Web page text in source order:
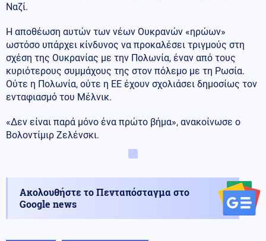
Ναζί.
Η αποθέωση αυτών των νέων Ουκρανών «ηρώων»
ωστόσο υπάρχει κίνδυνος να προκαλέσει τριγμούς στη
σχέση της Ουκρανίας με την Πολωνία, έναν από τους
κυριότερους συμμάχους της στον πόλεμο με τη Ρωσία.
Ούτε η Πολωνία, ούτε η ΕΕ έχουν σχολιάσει δημοσίως τον
ενταφιασμό του Μέλνικ.
«Δεν είναι παρά μόνο ένα πρώτο βήμα», ανακοίνωσε ο
Βολοντίμιρ Ζελένσκι.
Ακολουθήστε το Πενταπόσταγμα στο
Google news